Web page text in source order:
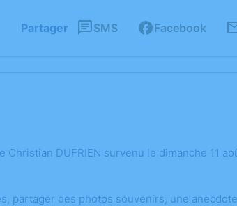
Partager SMS Facebook
DUFRIEN survenu le dimanche 11
partager des photos souvenirs, une